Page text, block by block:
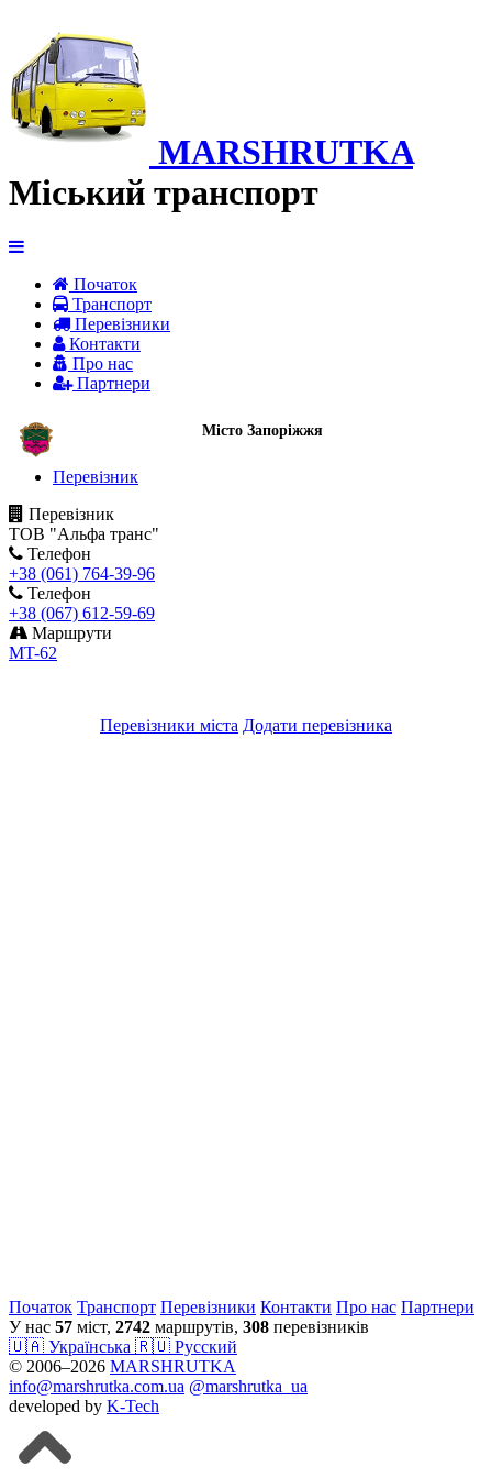
MARSHRUTKA
Міський транспорт
Початок
Транспорт
Перевiзники
Контакти
Про нас
Партнери
Місто Запоріжжя
Перевізник
Перевізник
ТОВ "Альфа транс"
Телефон
+38 (061) 764-39-96
Телефон
+38 (067) 612-59-69
Маршрути
MT-62
Перевізники міста Додати перевізника
Початок Транспорт Перевiзники Контакти Про нас Партнери
У нас 57 міст, 2742 маршрутів, 308 перевізників
🇺🇦 Українська 🇷🇺 Русский
© 2006–2026 MARSHRUTKA
info@marshrutka.com.ua @marshrutka_ua
developed by K-Tech